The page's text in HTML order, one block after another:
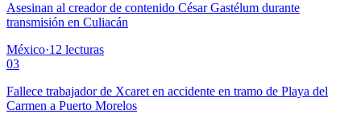
Asesinan al creador de contenido César Gastélum durante
transmisión en Culiacán
México·12 lecturas
03
Fallece trabajador de Xcaret en accidente en tramo de Playa del
Carmen a Puerto Morelos